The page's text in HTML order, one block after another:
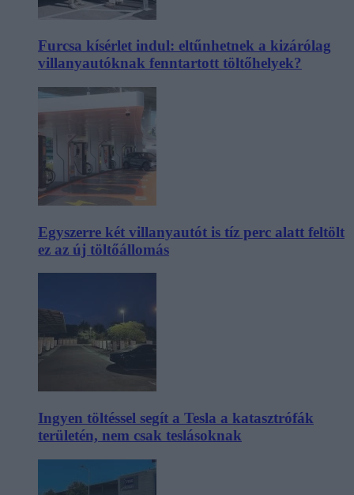
Furcsa kísérlet indul: eltűnhetnek a kizárólag
villanyautóknak fenntartott töltőhelyek?
Egyszerre két villanyautót is tíz perc alatt feltölt
ez az új töltőállomás
Ingyen töltéssel segít a Tesla a katasztrófák
területén, nem csak teslásoknak